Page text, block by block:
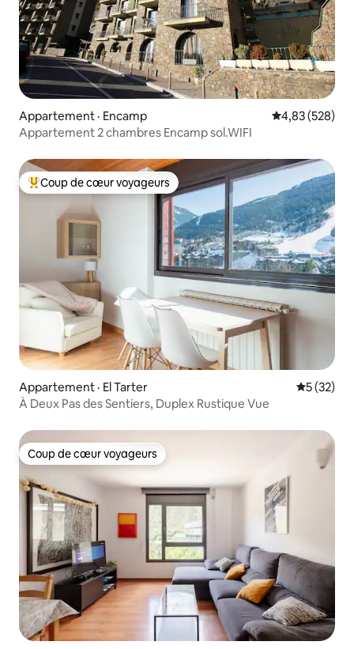
Appartement · Encamp Note
4,83 (528)
Appartement 2 chambres Encamp sol.WIFI
Coup de cœur voyageurs parmi les plus aimés
Coup de cœur voyageurs
Appartement · El Tarter Note
5 (32)
À Deux Pas des Sentiers, Duplex Rustique Vue
Coup de cœur voyageurs
Coup de cœur voyageurs